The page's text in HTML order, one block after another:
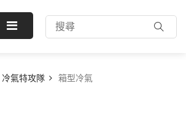
冷氣特攻隊 箱型冷氣